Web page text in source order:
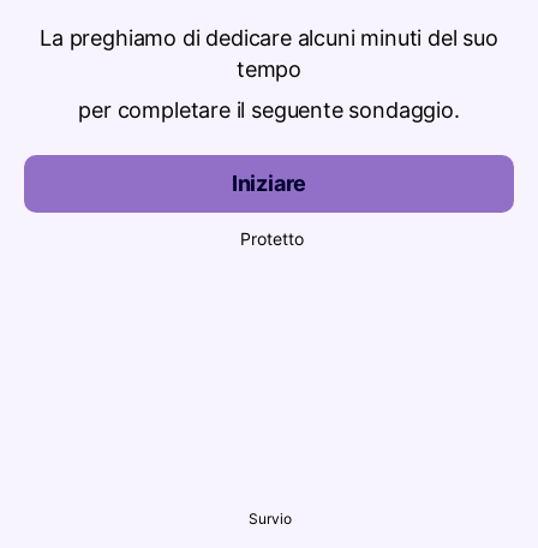
La preghiamo di dedicare alcuni minuti del suo
tempo
per completare il seguente sondaggio.
Iniziare
Protetto
Survio